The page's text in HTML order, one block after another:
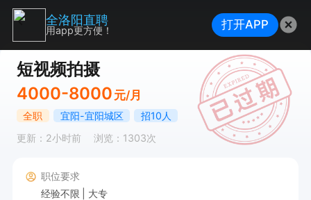
短视频拍摄
4000-8000 元/月
全职 宜阳-宜阳城区
招10人
更新：2小时前
浏览：1303次
职位要求
经验不限
大专
全洛阳直聘
用app更方便！ 打开APP